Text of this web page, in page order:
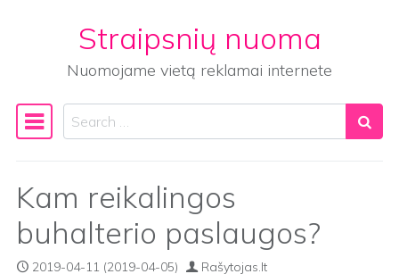
Straipsnių nuoma
Nuomojame vietą reklamai internete
Main Navigation
Search
Kam reikalingos
buhalterio paslaugos?
2019-04-11 (2019-04-05) Rašytojas.lt